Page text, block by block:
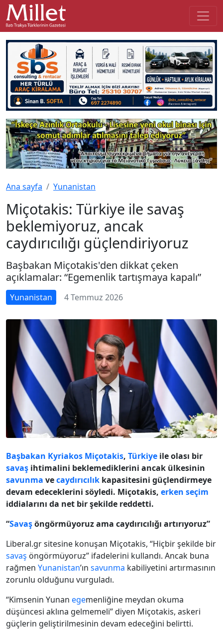
Ana sayfa Yunanistan
Miçotakis: Türkiye ile savaş
beklemiyoruz, ancak
caydırıcılığı güçlendiriyoruz
Başbakan Miçotakis'den dikkat çeken
açıklamalar: “Egemenlik tartışmaya kapalı”
Yunanistan 4 Temmuz 2026
Başbakan Kyriakos Miçotakis, Türkiye ile olası bir
savaş ihtimalini beklemediklerini ancak ülkesinin
savunma vecaydırıcılık kapasitesini güçlendirmeye
devam edeceklerini söyledi. Miçotakis, erken seçim
iddialarını da net bir şekilde reddetti.
“Savaşöngörmüyoruz ama caydırıcılığı artırıyoruz”
Liberal.gr sitesine konuşan Miçotakis, “Hiçbir şekilde bir
savaş öngörmüyoruz” ifadelerini kullandı. Ancak buna
rağmen Yunanistan’ın savunma kabiliyetini artırmasının
zorunlu olduğunu vurguladı.
“Kimsenin Yunan egemenliğine meydan okuma
düşüncesi aklına gelmemeli” diyen Miçotakis, askeri
güçlerin geliştirilmesinin devam edeceğini belirtti.